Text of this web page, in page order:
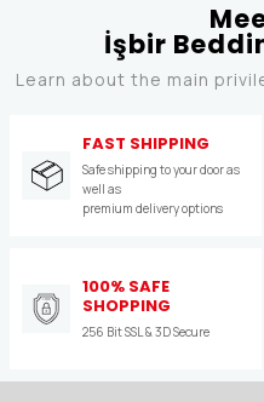
İşbir
Learn about the main
FAST SHIPPING
Safe shipping to your door as
well as
premium delivery options
100% SAFE
SHOPPING
256 Bit SSL & 3D Secure